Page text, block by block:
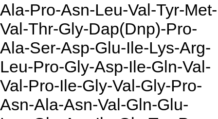
Ala-Pro-Asn-Leu-Val-Tyr-Met-
Val-Thr-Gly-Dap(Dnp)-Pro-
Ala-Ser-Asp-Glu-Ile-Lys-Arg-
Leu-Pro-Gly-Asp-Ile-Gln-Val-
Val-Pro-Ile-Gly-Val-Gly-Pro-
Asn-Ala-Asn-Val-Gln-Glu-